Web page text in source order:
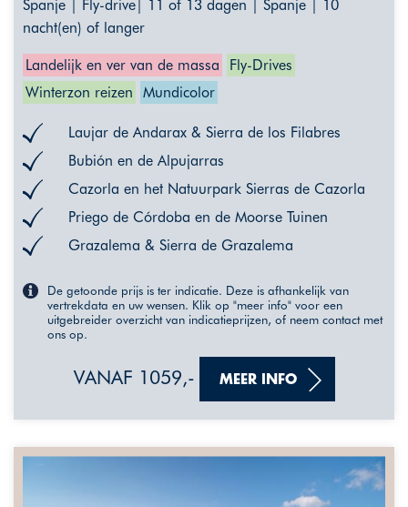
Spanje | Fly-drive| 11 of 13 dagen | Spanje | 10
nacht(en) of langer
Landelijk en ver van de massa
Fly-Drives
Winterzon reizen
Mundicolor
Laujar de Andarax & Sierra de los Filabres
Bubión en de Alpujarras
Cazorla en het Natuurpark Sierras de Cazorla
Priego de Córdoba en de Moorse Tuinen
Grazalema & Sierra de Grazalema
De getoonde prijs is ter indicatie. Deze is afhankelijk van
vertrekdata en uw wensen. Klik op "meer info" voor een
uitgebreider overzicht van indicatieprijzen, of neem contact met
ons op.
VANAF 1059,- MEER INFO